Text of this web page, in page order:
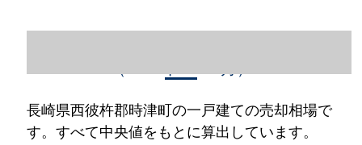
長崎県西彼杵郡時津町の一戸建ての売却相場で
す。すべて中央値をもとに算出しています。